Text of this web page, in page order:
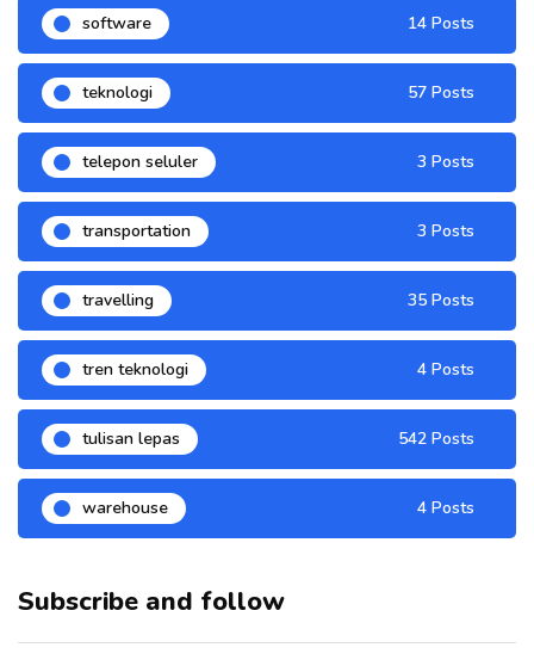
software 14 Posts
teknologi 57 Posts
telepon seluler 3 Posts
transportation 3 Posts
travelling 35 Posts
tren teknologi 4 Posts
tulisan lepas 542 Posts
warehouse 4 Posts
Subscribe and follow